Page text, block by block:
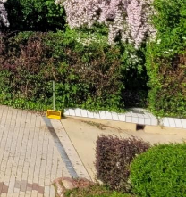
powered byKomm.ONE